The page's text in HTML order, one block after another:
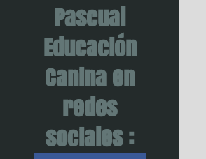
Pascual
Educación
Canina en
redes
sociales :